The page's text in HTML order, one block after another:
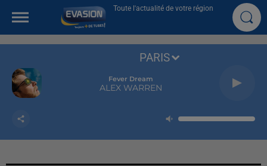
Toute l'actualité de votre région
Fever Dream
ALEX WARREN
PARIS